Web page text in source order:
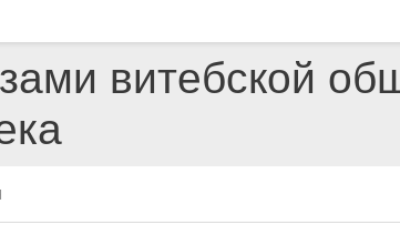
витебской